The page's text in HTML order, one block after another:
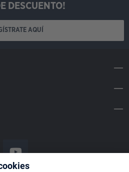
DESCUENTO!
AQUÍ